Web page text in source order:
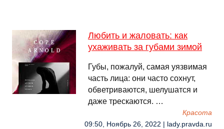
Любить и жаловать: как
ухаживать за губами зимой
Губы, пожалуй, самая уязвимая
часть лица: они часто сохнут,
обветриваются, шелушатся и
даже трескаются. …
Красота
09:50, Ноябрь 26, 2022 | lady.pravda.ru